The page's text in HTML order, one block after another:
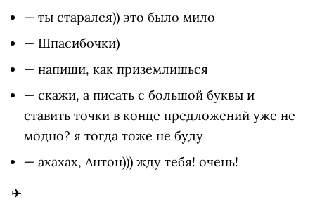
— ты старался)) это было мило
— Шпасибочки)
— напиши, как приземлишься
— скажи, а писать с большой буквы и
ставить точки в конце предложений уже не
модно? я тогда тоже не буду
— ахахах, Антон))) жду тебя! очень!
✈